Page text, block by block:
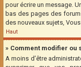
pour écrire un message.
bas des pages des
des nouveaux sujets, Vous
Haut
» Comment modifier ou
A moins d’être